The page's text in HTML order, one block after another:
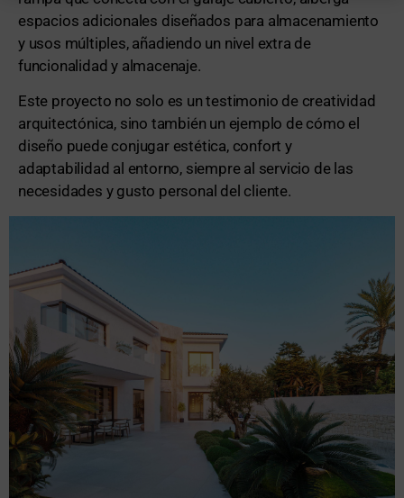
espacios adicionales diseñados para almacenamiento
y usos múltiples, añadiendo un nivel extra de
funcionalidad y almacenaje.
Este proyecto no solo es un testimonio de creatividad
arquitectónica, sino también un ejemplo de cómo el
diseño puede conjugar estética, confort y
adaptabilidad al entorno, siempre al servicio de las
necesidades y gusto personal del cliente.